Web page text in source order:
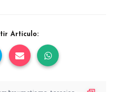
Artículo: